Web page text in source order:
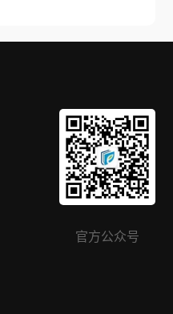
官方公众号